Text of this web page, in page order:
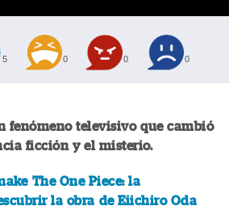
5 0 0 0
fenómeno televisivo que cambió
ficción y el misterio.
The One Piece: la
la obra de Eiichiro Oda